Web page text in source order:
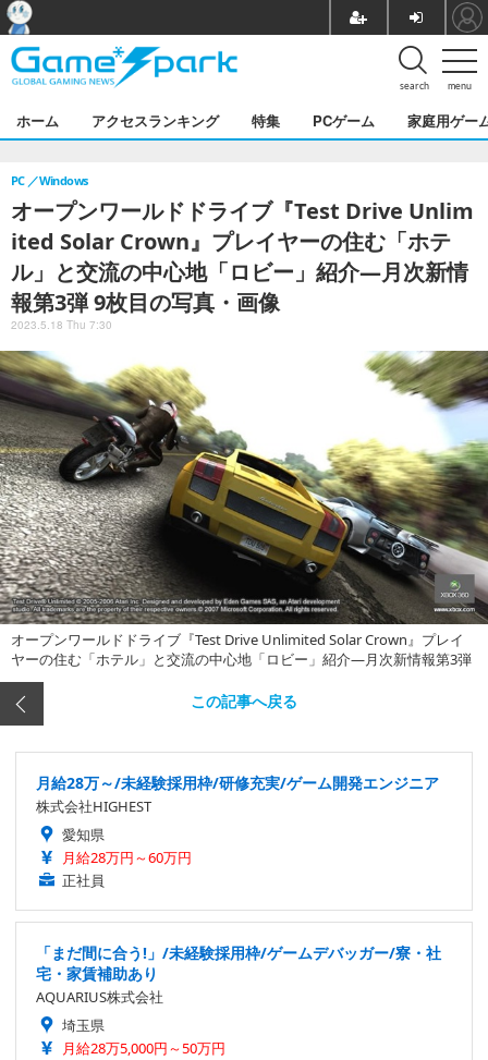
menu
search
ホーム アクセスランキング 特集 PCゲーム 家庭用ゲー
オープンワールドドライブ『Test Drive Unlim
ited Solar Crown』プレイヤーの住む「ホテ
ル」と交流の中心地「ロビー」紹介―月次新情
報第3弾 9枚目の写真・画像
PC Windows
2023.5.18 Thu 7:30
オープンワールドドライブ『Test Drive Unlimited Solar Crown』プレイ
ヤーの住む「ホテル」と交流の中心地「ロビー」紹介―月次新情報第3弾
この記事へ戻る
月給28万～/未経験採用枠/研修充実/ゲーム開発エンジニア
株式会社HIGHEST
愛知県
月給28万円～60万円
正社員
「まだ間に合う!」/未経験採用枠/ゲームデバッガー/寮・社
宅・家賃補助あり
AQUARIUS株式会社
埼玉県
月給28万5,000円～50万円